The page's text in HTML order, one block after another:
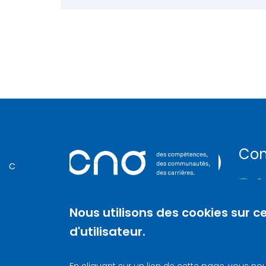
C
Nous utilisons des cookies sur
d'utilisateur.